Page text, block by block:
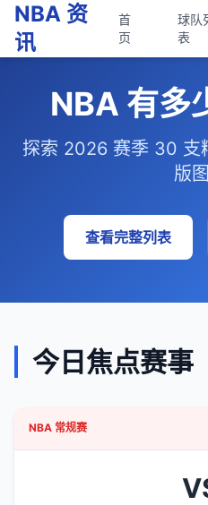
NBA 资
讯
首
页
球队
表
NBA 有多
探索 2026 赛季 30 支
版图
查看完整列表
今日焦点赛事
NBA 常规赛